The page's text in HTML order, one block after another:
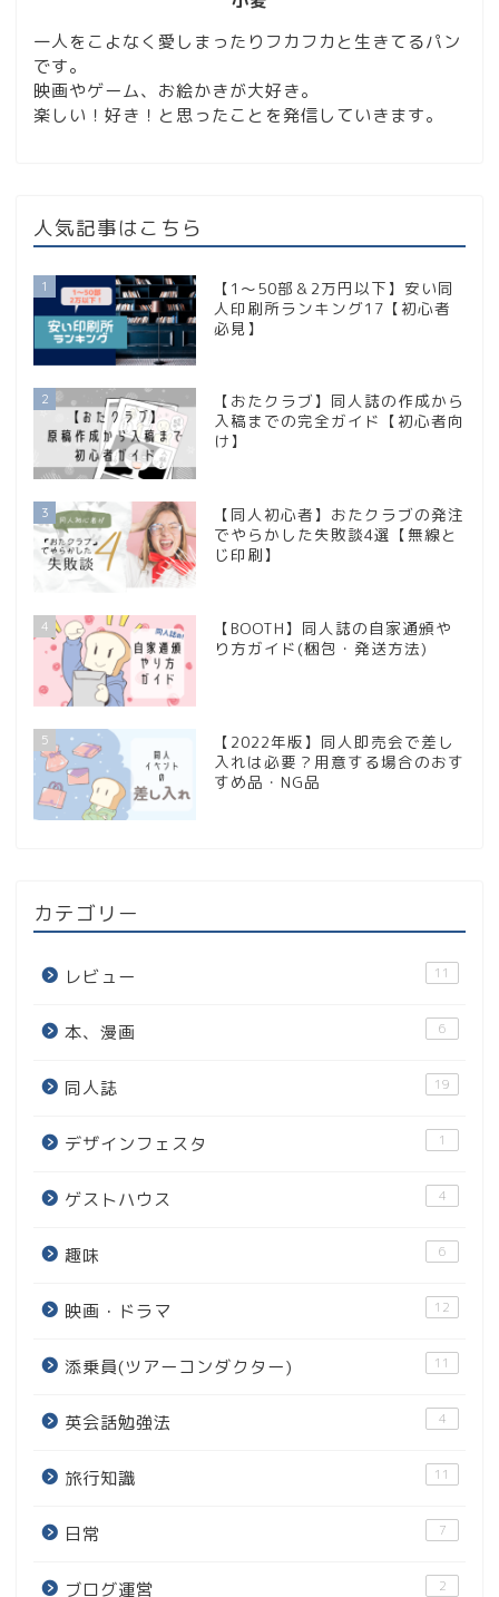
一人をこよなく愛しまったりフカフカと生きてるパン
です。
映画やゲーム、お絵かきが大好き。
楽しい！好き！と思ったことを発信していきます。
人気記事はこちら
1
【1〜50部＆2万円以下】安い同
人印刷所ランキング17【初心者
必見】
2
【おたクラブ】同人誌の作成から
入稿までの完全ガイド【初心者向
け】
3
【同人初心者】おたクラブの発注
でやらかした失敗談4選【無線と
じ印刷】
4
【BOOTH】同人誌の自家通頒や
り方ガイド(梱包・発送方法)
5
【2022年版】同人即売会で差し
入れは必要？用意する場合のおす
すめ品・NG品
カテゴリー
レビュー 11
本、漫画 6
同人誌 19
デザインフェスタ 1
ゲストハウス 4
趣味 6
映画・ドラマ 12
添乗員(ツアーコンダクター) 11
英会話勉強法 4
旅行知識 11
日常 7
ブログ運営 2